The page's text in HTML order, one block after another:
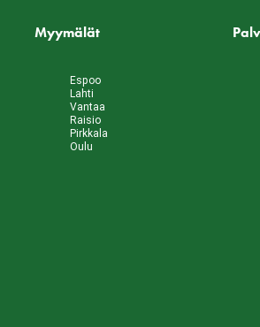
Myymälät
Espoo
Lahti
Vantaa
Raisio
Pirkkala
Oulu